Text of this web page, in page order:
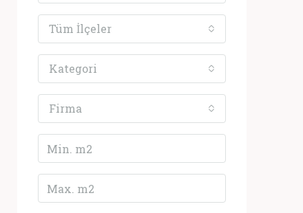
Tüm İlçeler
Kategori
Firma